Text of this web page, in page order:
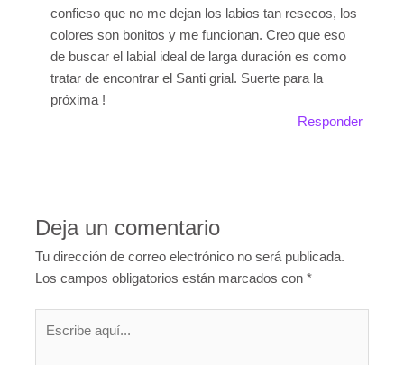
confieso que no me dejan los labios tan resecos, los
colores son bonitos y me funcionan. Creo que eso
de buscar el labial ideal de larga duración es como
tratar de encontrar el Santi grial. Suerte para la
próxima !
Responder
Deja un comentario
Tu dirección de correo electrónico no será publicada.
Los campos obligatorios están marcados con*